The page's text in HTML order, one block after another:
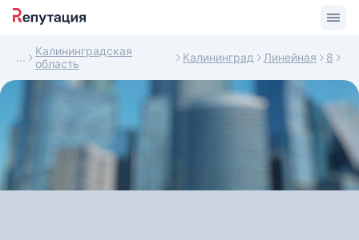
Калининградская
область
Калининград Линейная 8